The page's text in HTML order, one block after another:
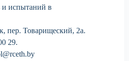
испытаний в
пер. Товарищеский, 2а.
29.